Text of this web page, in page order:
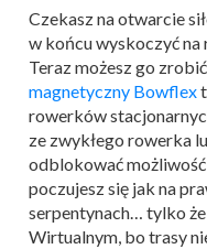
Czekasz na otwarcie
w końcu wyskoczyć
Teraz możesz go
magnetyczny Bowflex
rowerków
ze zwykłego rowerka
odblokować
poczujesz się jak na
serpentynach… tylko
Wirtualnym, bo trasy